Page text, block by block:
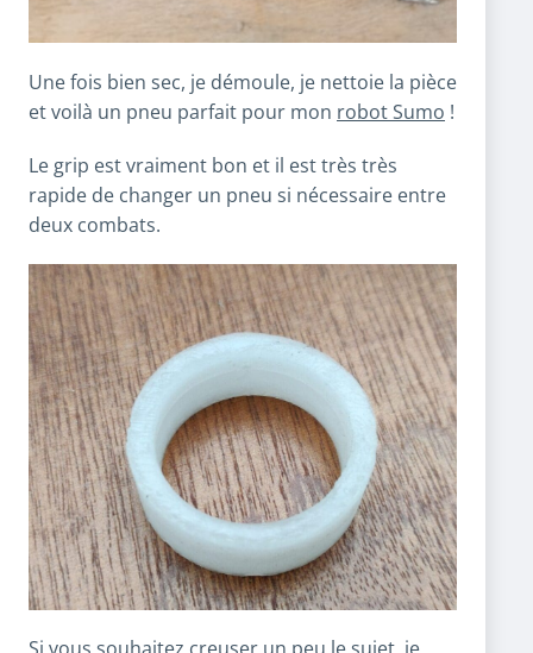
Une fois bien sec, je démoule, je nettoie la pièce
et voilà un pneu parfait pour mon robot Sumo !
Le grip est vraiment bon et il est très très
rapide de changer un pneu si nécessaire entre
deux combats.